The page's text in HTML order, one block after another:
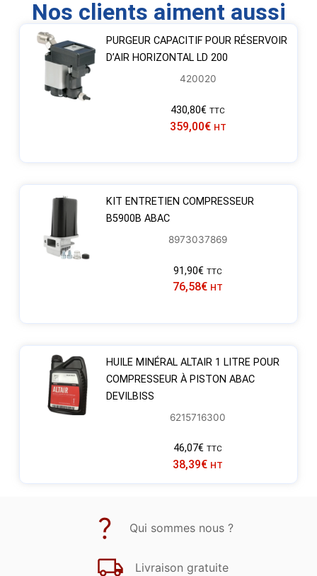
Nos clients aiment aussi
PURGEUR CAPACITIF POUR RÉSERVOIR
D’AIR HORIZONTAL LD 200
420020
430,80€ TTC
359,00€ HT
KIT ENTRETIEN COMPRESSEUR
B5900B ABAC
8973037869
91,90€ TTC
76,58€ HT
HUILE MINÉRAL ALTAIR 1 LITRE POUR
COMPRESSEUR À PISTON ABAC
DEVILBISS
6215716300
46,07€ TTC
38,39€ HT
Qui sommes nous ?
Livraison gratuite